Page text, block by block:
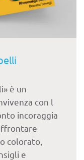
è un
con l
incoraggia
colorato,
e